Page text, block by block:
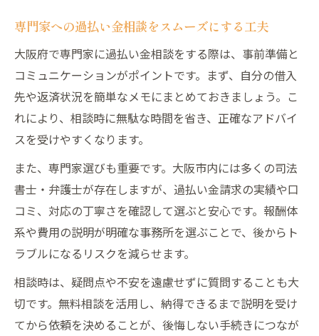
専門家への過払い金相談をスムーズにする工夫
大阪府で専門家に過払い金相談をする際は、事前準備と
コミュニケーションがポイントです。まず、自分の借入
先や返済状況を簡単なメモにまとめておきましょう。こ
れにより、相談時に無駄な時間を省き、正確なアドバイ
スを受けやすくなります。
また、専門家選びも重要です。大阪市内には多くの司法
書士・弁護士が存在しますが、過払い金請求の実績や口
コミ、対応の丁寧さを確認して選ぶと安心です。報酬体
系や費用の説明が明確な事務所を選ぶことで、後からト
ラブルになるリスクを減らせます。
相談時は、疑問点や不安を遠慮せずに質問することも大
切です。無料相談を活用し、納得できるまで説明を受け
てから依頼を決めることが、後悔しない手続きにつなが